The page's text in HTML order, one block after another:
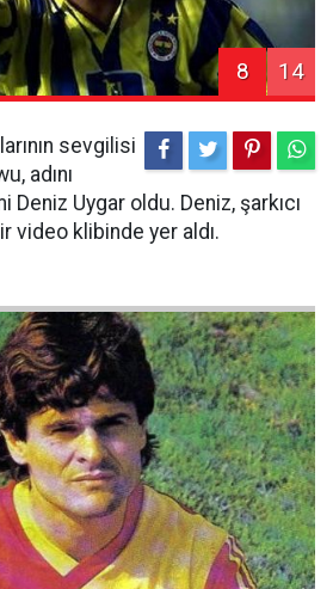
8 14
sevgilisi
adını
Uygar oldu. Deniz, şarkıcı
video klibinde yer aldı.